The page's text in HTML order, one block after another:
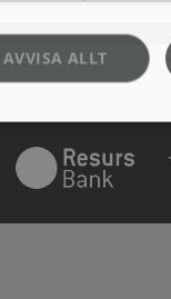
AVVISA ALLT